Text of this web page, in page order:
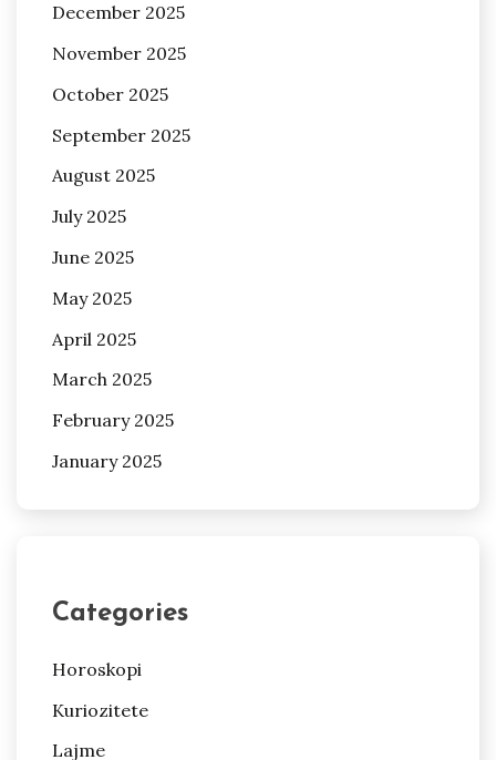
December 2025
November 2025
October 2025
September 2025
August 2025
July 2025
June 2025
May 2025
April 2025
March 2025
February 2025
January 2025
Categories
Horoskopi
Kuriozitete
Lajme